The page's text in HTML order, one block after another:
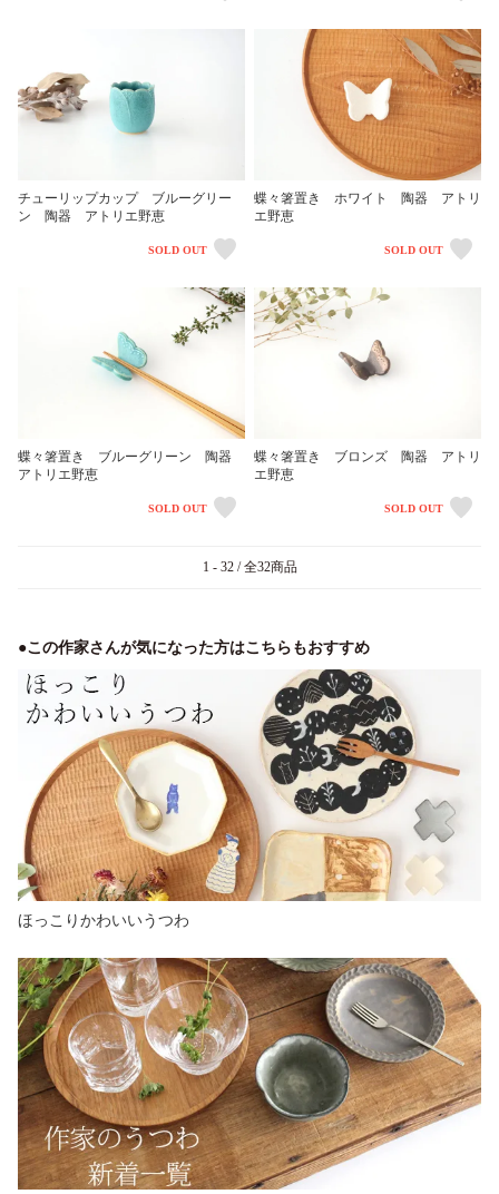
チューリップカップ ブルーグリー
ン 陶器 アトリエ野恵
SOLD OUT
蝶々箸置き ホワイト 陶器 アトリ
エ野恵
SOLD OUT
蝶々箸置き ブルーグリーン 陶器
アトリエ野恵
SOLD OUT
蝶々箸置き ブロンズ 陶器 アトリ
エ野恵
SOLD OUT
1 - 32 / 全32商品
●この作家さんが気になった方はこちらもおすすめ
ほっこりかわいいうつわ